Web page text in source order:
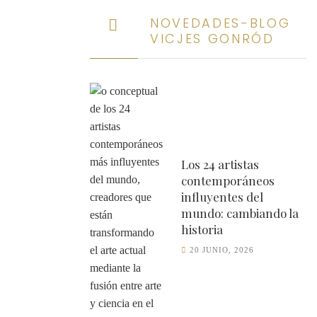
NO GENIO. ESPAÑA
NOVEDADES-BLOG
VICJES GONRÓD
Los 24 artistas
contemporáneos
influyentes del
mundo: cambiando la
historia
20 JUNIO, 2026